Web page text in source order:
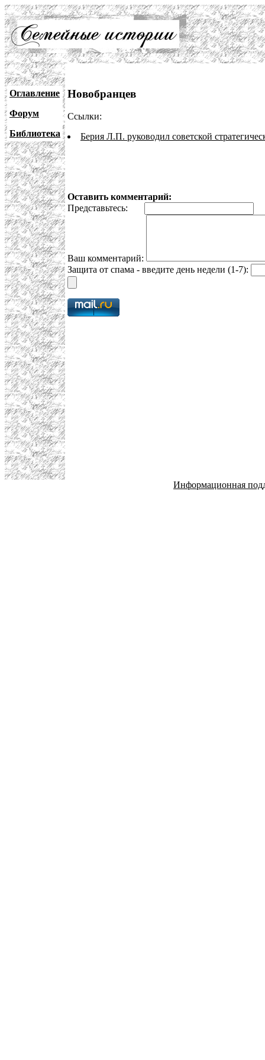
Оглавление
Форум
Библиотека
Новобранцев
Ссылки:
Берия Л.П. руководил советской
Оставить комментарий:
Представьтесь:
Ваш комментарий:
Защита от спама - введите день недели (1-7):
Информационная